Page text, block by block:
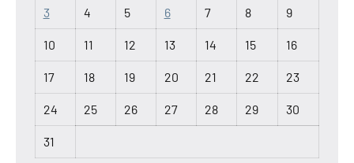
3 4 5 6 7 8 9
10 11 12 13 14 15 16
17 18 19 20 21 22 23
24 25 26 27 28 29 30
31